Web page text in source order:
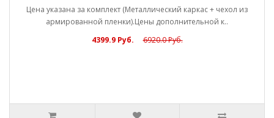
Цена указана за комплект (Металлический каркас + чехол из
армированной пленки).Цены дополнительной к..
4399.9 Руб.
6920.0 Руб.